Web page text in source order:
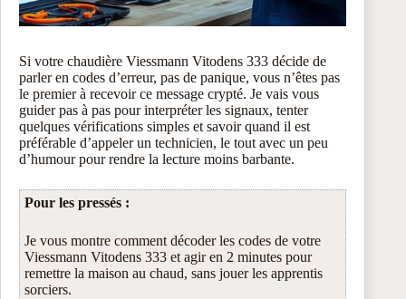
Si votre chaudière Viessmann Vitodens 333 décide de
parler en codes d’erreur, pas de panique, vous n’êtes pas
le premier à recevoir ce message crypté. Je vais vous
guider pas à pas pour interpréter les signaux, tenter
quelques vérifications simples et savoir quand il est
préférable d’appeler un technicien, le tout avec un peu
d’humour pour rendre la lecture moins barbante.
Pour les pressés :
Je vous montre comment décoder les codes de votre
Viessmann Vitodens 333 et agir en 2 minutes pour
remettre la maison au chaud, sans jouer les apprentis
sorciers.